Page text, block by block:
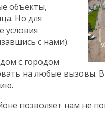
объекты,
Но для
условия
с нами).
с городом
на любые вызовы.
позволяет нам не